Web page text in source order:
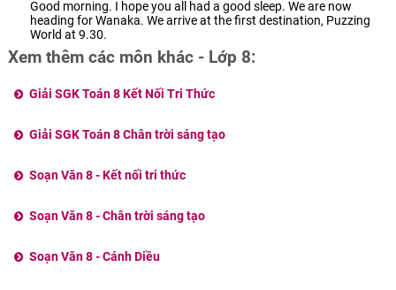
Good morning. I hope you all had a good sleep. We are now
heading for Wanaka. We arrive at the first destination, Puzzing
World at 9.30.
Xem thêm các môn khác - Lớp 8:
Giải SGK Toán 8 Kết Nối Tri Thức
Giải SGK Toán 8 Chân trời sáng tạo
Soạn Văn 8 - Kết nối tri thức
Soạn Văn 8 - Chân trời sáng tạo
Soạn Văn 8 - Cánh Diều